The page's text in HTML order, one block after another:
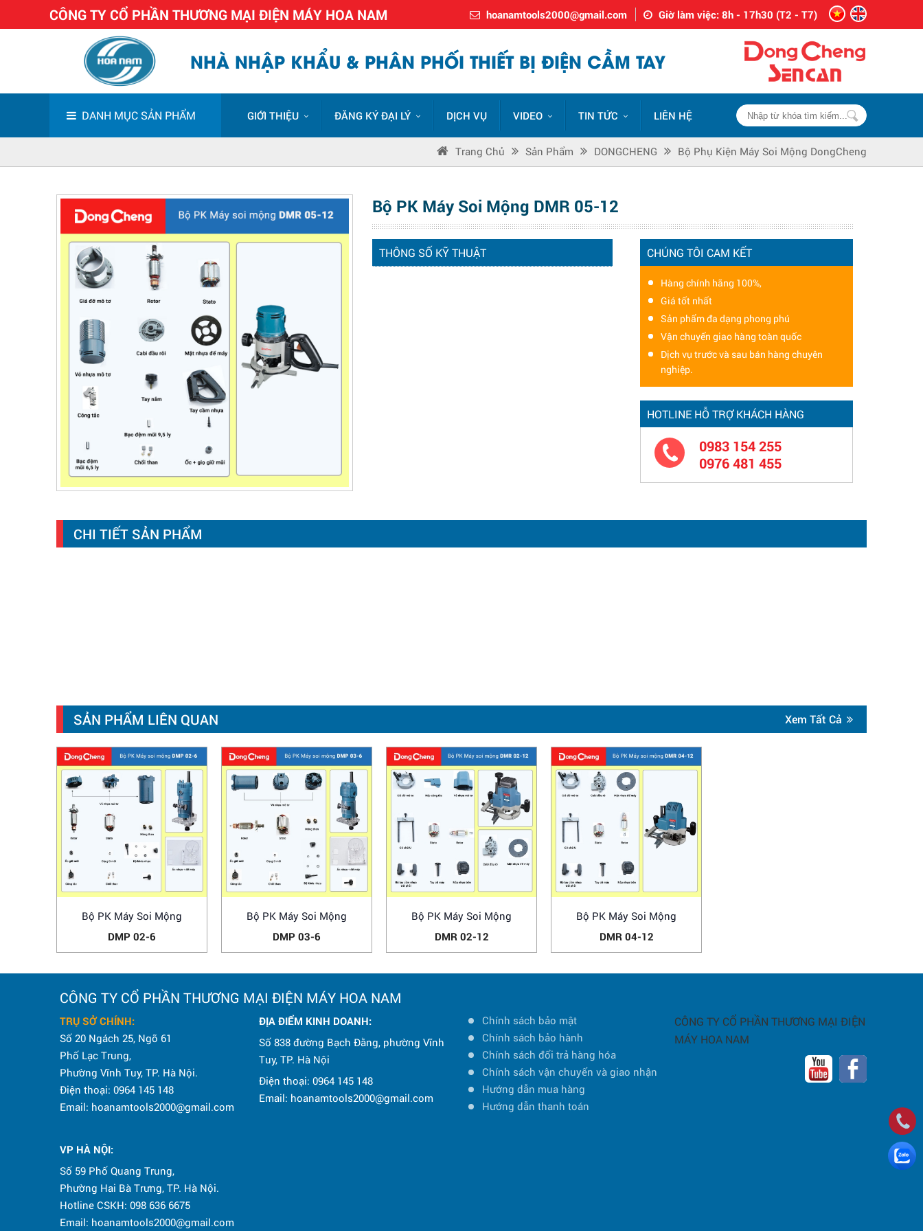
CÔNG TY CỔ PHẦN THƯƠNG MẠI ĐIỆN MÁY HOA NAM hoanamtools2000@gmail.com Giờ làm việc: 8h - 17h30 (T2 - T7)
NHÀ NHẬP KHẨU & PHÂN PHỐI THIẾT BỊ ĐIỆN CẦM TAY
DANH MỤC SẢN PHẨM GIỚI THIỆU ĐĂNG KÝ ĐẠI LÝ DỊCH VỤ VIDEO TIN TỨC LIÊN HỆ
Trang Chủ Sản Phẩm DONGCHENG Bộ Phụ Kiện Máy Soi Mộng DongCheng
Bộ PK Máy Soi Mộng DMR 05-12
THÔNG SỐ KỸ THUẬT CHÚNG TÔI CAM KẾT
Hàng chính hãng 100%,
Giá tốt nhất
Sản phẩm đa dạng phong phú
Vận chuyển giao hàng toàn quốc
Dịch vụ trước và sau bán hàng chuyên
nghiệp.
HOTLINE HỖ TRỢ KHÁCH HÀNG
0983 154 255
0976 481 455
CHI TIẾT SẢN PHẨM
SẢN PHẨM LIÊN QUAN Xem Tất Cả
Bộ PK Máy Soi Mộng
DMP 02-6
Bộ PK Máy Soi Mộng
DMP 03-6
Bộ PK Máy Soi Mộng
DMR 02-12
Bộ PK Máy Soi Mộng
DMR 04-12
CÔNG TY CỔ PHẦN THƯƠNG MẠI ĐIỆN MÁY HOA NAM
TRỤ SỞ CHÍNH:
Số 20 Ngách 25, Ngõ 61
Phố Lạc Trung,
Phường Vĩnh Tuy, TP. Hà Nội.
Điện thoại: 0964 145 148
Email: hoanamtools2000@gmail.com
VP HÀ NỘI:
Số 59 Phố Quang Trung,
Phường Hai Bà Trưng, TP. Hà Nội.
Hotline CSKH: 098 636 6675
Email: hoanamtools2000@gmail.com
ĐỊA ĐIỂM KINH DOANH:
Số 838 đường Bạch Đằng, phường Vĩnh
Tuy, TP. Hà Nội
Điện thoại: 0964 145 148
Email: hoanamtools2000@gmail.com
Chính sách bảo mật
Chính sách bảo hành
Chính sách đổi trả hàng hóa
Chính sách vận chuyển và giao nhận
Hướng dẫn mua hàng
Hướng dẫn thanh toán
CÔNG TY CỔ PHẦN THƯƠNG MẠI ĐIỆN
MÁY HOA NAM